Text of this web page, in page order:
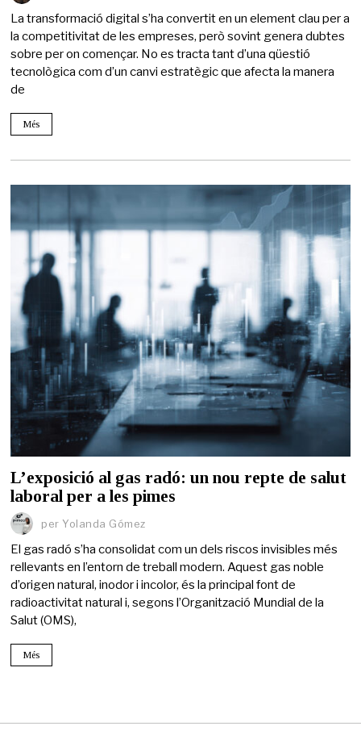
La transformació digital s’ha convertit en un element clau per a
la competitivitat de les empreses, però sovint genera dubtes
sobre per on començar. No es tracta tant d’una qüestió
tecnològica com d’un canvi estratègic que afecta la manera
de
Més
L’exposició al gas radó: un nou repte de salut
laboral per a les pimes
per Yolanda Gómez
El gas radó s’ha consolidat com un dels riscos invisibles més
rellevants en l’entorn de treball modern. Aquest gas noble
d’origen natural, inodor i incolor, és la principal font de
radioactivitat natural i, segons l’Organització Mundial de la
Salut (OMS),
Més